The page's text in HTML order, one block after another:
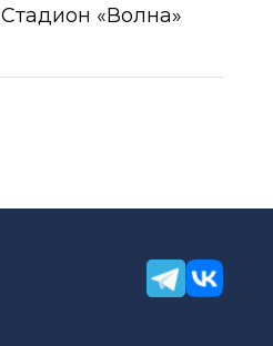
Стадион «Волна»